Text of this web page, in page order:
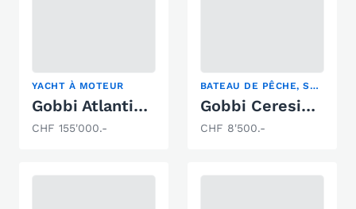
YACHT À MOTEUR
Gobbi Atlantis 42
CHF 155'000.-
BATEAU DE PÊCHE, SLOEP
Gobbi Ceresio 500
CHF 8'500.-